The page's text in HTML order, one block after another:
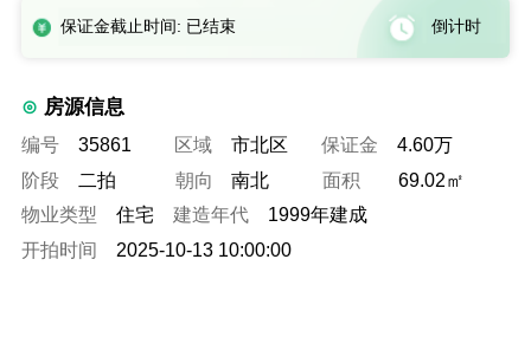
保证金截止时间: 已结束 倒计时
房源信息
编号 35861 区域 市北区 保证金
4.60万
阶段
二拍 朝向 南北 面积
69.02㎡
物业类型
住宅 建造年代
1999年建成
开拍时间
2025-10-13 10:00:00